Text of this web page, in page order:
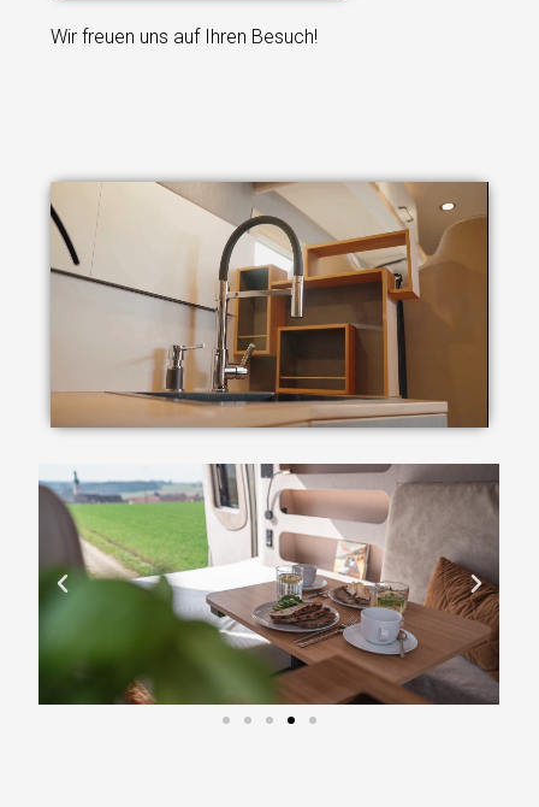
Wir freuen uns auf Ihren Besuch!